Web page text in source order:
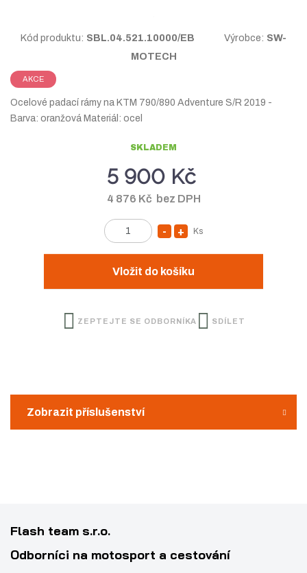
Kód produktu: SBL.04.521.10000/EB Výrobce: SW-
MOTECH
AKCE
Ocelové padací rámy na KTM 790/890 Adventure S/R 2019 -
Barva: oranžová Materiál: ocel
5 900 Kč
4 876 Kč bez DPH
SKLADEM
Z
m
ě
t
t
N
a
v
ý
i
S
n
í
ž
t
Ks
Vložit do košíku
ZEPTEJTE SE ODBORNÍKA SDÍLET
Zobrazit příslušenství
Flash team s.r.o.
Odborníci na motosport a cestování